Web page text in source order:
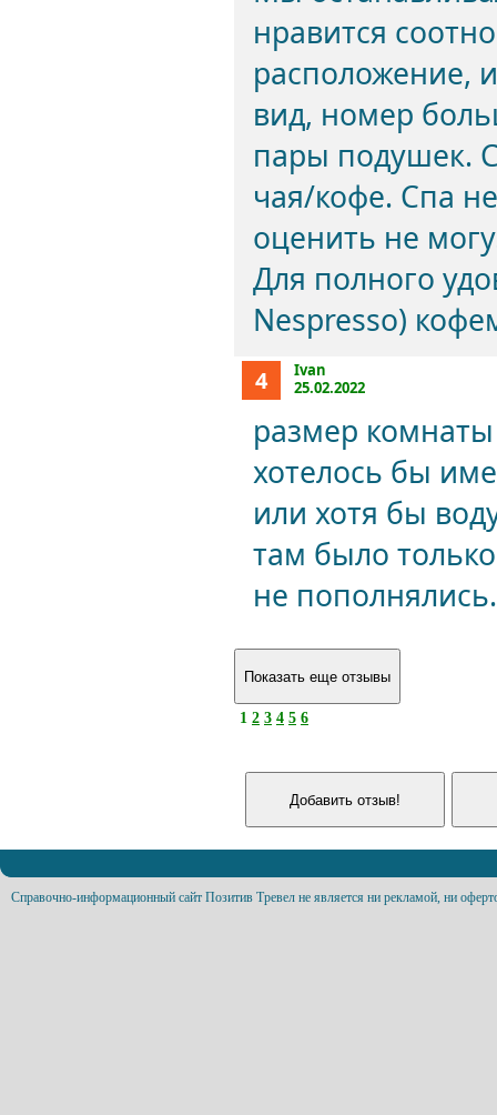
нравится
расположение,
вид, номер
пары подушек.
чая/кофе. Спа
оценить не
Для полного
Nespresso)
4
Ivan
25.02.2022
размер
хотелось бы
или хотя бы
там было
не
1 2 3 4 5 6
Справочно-информационный сайт Позитив Тревел не является ни рекламой, ни